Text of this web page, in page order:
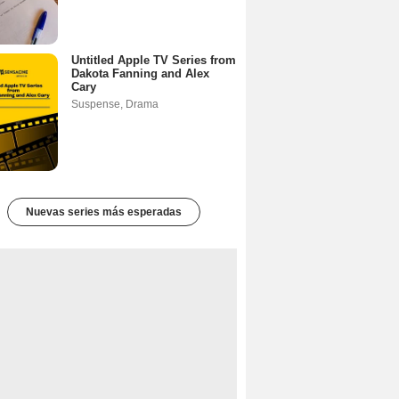
Untitled Apple TV Series from
Dakota Fanning and Alex
Cary
Suspense Drama
Nuevas series más esperadas